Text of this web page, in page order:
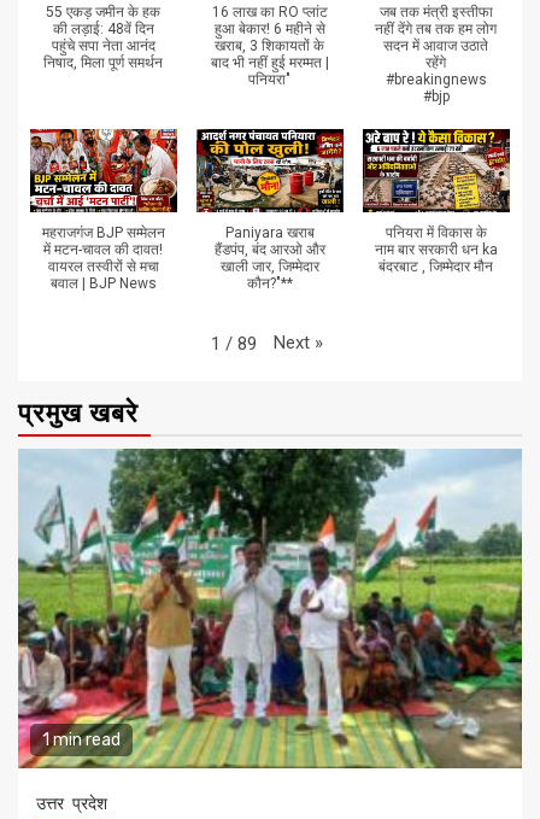
55 एकड़ जमीन के हक
की लड़ाई: 48वें दिन
पहुंचे सपा नेता आनंद
निषाद, मिला पूर्ण समर्थन
16 लाख का RO प्लांट
हुआ बेकार! 6 महीने से
खराब, 3 शिकायतों के
बाद भी नहीं हुई मरम्मत |
पनियरा"
जब तक मंत्री इस्तीफा
नहीं देंगे तब तक हम लोग
सदन में आवाज उठाते
रहेंगे
#breakingnews
#bjp
महराजगंज BJP सम्मेलन
में मटन-चावल की दावत!
वायरल तस्वीरों से मचा
बवाल | BJP News
Paniyara खराब
हैंडपंप, बंद आरओ और
खाली जार, जिम्मेदार
कौन?"**
पनियरा में विकास के
नाम बार सरकारी धन ka
बंदरबाट , जिम्मेदार मौन
1 / 89 Next »
प्रमुख खबरे
1 min read
उत्तर प्रदेश